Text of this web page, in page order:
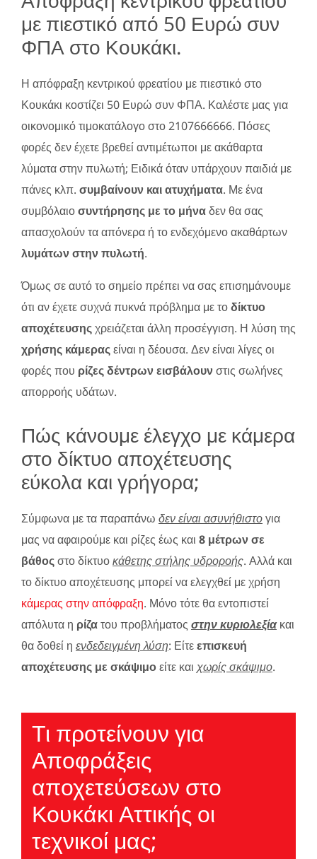
με πιεστικό από 50 Ευρώ συν
ΦΠΑ στο Κουκάκι.
Η απόφραξη κεντρικού φρεατίου με πιεστικό στο
Κουκάκι κοστίζει 50 Ευρώ συν ΦΠΑ. Καλέστε μας για
οικονομικό τιμοκατάλογο στο 2107666666. Πόσες
φορές δεν έχετε βρεθεί αντιμέτωποι με ακάθαρτα
λύματα στην πυλωτή; Ειδικά όταν υπάρχουν παιδιά με
πάνες κλπ. συμβαίνουν και ατυχήματα. Με ένα
συμβόλαιοσυντήρησης με το μήναδεν θα σας
απασχολούν τα απόνερα ή το ενδεχόμενο ακαθάρτων
λυμάτων στην πυλωτή.
Όμως σε αυτό το σημείο πρέπει να σας επισημάνουμε
ότι αν έχετε συχνά πυκνά πρόβλημα με τοδίκτυο
αποχέτευσηςχρειάζεται άλλη προσέγγιση. Η λύση της
χρήσης κάμεραςείναι η δέουσα. Δεν είναι λίγες οι
φορές που ρίζες δέντρων εισβάλουνστις σωλήνες
απορροής υδάτων.
Πώς κάνουμε έλεγχο με κάμερα
στο δίκτυο αποχέτευσης
εύκολα και γρήγορα;
Σύμφωνα με τα παραπάνω δεν είναι ασυνήθιστογια
μας να αφαιρούμε και ρίζες έως και 8 μέτρων σε
βάθοςστο δίκτυοκάθετης στήλης υδροροής. Αλλά και
το δίκτυο αποχέτευσης μπορεί να ελεγχθεί με χρήση
κάμερας στην απόφραξη. Μόνο τότε θα εντοπιστεί
απόλυτα η ρίζατου προβλήματος στην κυριολεξίακαι
θα δοθεί η ενδεδειγμένη λύση: Είτεεπισκευή
αποχέτευσης με σκάψιμοείτε και χωρίς σκάψιμο.
Τι προτείνουν για
Αποφράξεις
αποχετεύσεων στο
Κουκάκι Αττικής οι
τεχνικοί μας;